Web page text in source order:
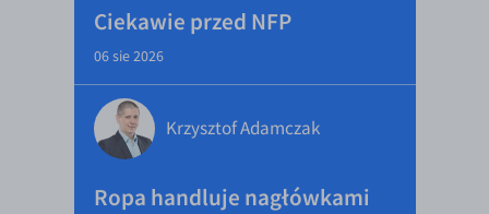
Ciekawie przed NFP
06 sie 2026
Krzysztof Adamczak
Ropa handluje nagłówkami